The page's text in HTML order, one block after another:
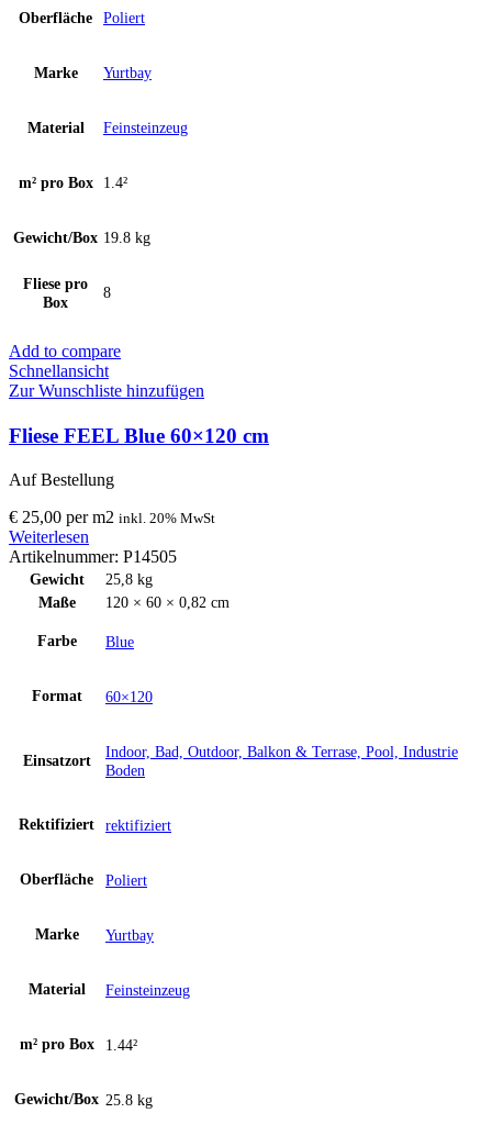
Oberfläche Poliert
Marke Yurtbay
Material Feinsteinzeug
m² pro Box 1.4²
Gewicht/Box 19.8 kg
Fliese pro
Box
8
Add to compare
Schnellansicht
Zur Wunschliste hinzufügen
Fliese FEEL Blue 60×120 cm
Auf Bestellung
€ 25,00 perm2 inkl. 20% MwSt
Weiterlesen
Artikelnummer: P14505
Gewicht
25,8 kg
Maße
120 × 60 × 0,82 cm
Farbe Blue
Format 60×120
Einsatzort
Indoor, Bad, Outdoor, Balkon & Terrase, Pool, Industrie
Boden
Rektifiziert rektifiziert
Oberfläche Poliert
Marke Yurtbay
Material Feinsteinzeug
m² pro Box 1.44²
Gewicht/Box 25.8 kg